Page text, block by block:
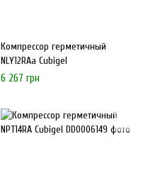
Компрессор герметичный
NLY12RAa Cubigel
6 267 грн